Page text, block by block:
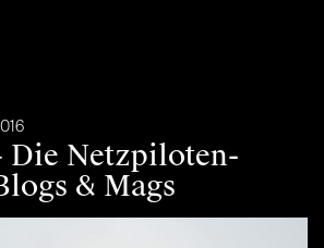
Die Netzpiloten-
& Mags